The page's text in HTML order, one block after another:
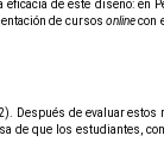
de este diseño: en
de cursos onlinecon
de evaluar estos
de que los estudiantes,